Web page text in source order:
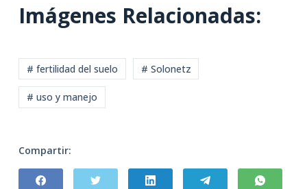
Imágenes Relacionadas:
# fertilidad del suelo # Solonetz
# uso y manejo
Compartir: